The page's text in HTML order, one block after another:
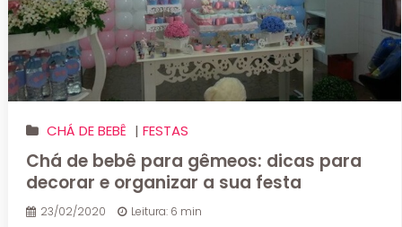
CHÁ DE BEBÊ |FESTAS
Chá de bebê para gêmeos: dicas para
decorar e organizar a sua festa
23/02/2020 Leitura: 6 min